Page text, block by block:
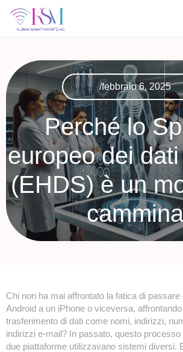
/febbraio 6, 2025
Perché lo
europeo dei
(EHDS) è un
cammina
Chi non ha mai affrontato la fatica di passare
Android a un iPhone o viceversa,
trasferimento di dati come nomi, indirizzi,
indirizzi e-mail? In passato, questo
due piattaforme utilizzavano sistemi diversi.